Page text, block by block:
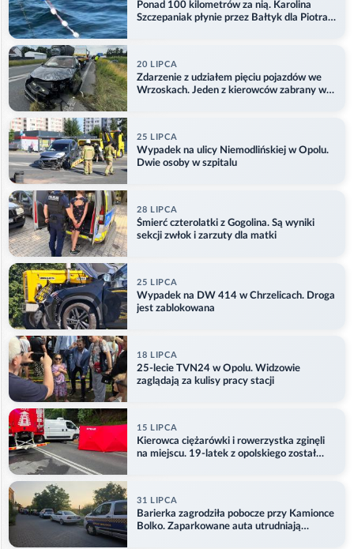
Ponad 100 kilometrów za nią. Karolina
Szczepaniak płynie przez Bałtyk dla Piotra.
20 LIPCA
Zdarzenie z udziałem pięciu pojazdów we
Wrzoskach. Jeden z kierowców zabrany w
25 LIPCA
Wypadek na ulicy Niemodlińskiej w Opolu.
Dwie osoby w szpitalu
28 LIPCA
Śmierć czterolatki z Gogolina. Są wyniki
sekcji zwłok i zarzuty dla matki
25 LIPCA
Wypadek na DW 414 w Chrzelicach. Droga
jest zablokowana
18 LIPCA
25-lecie TVN24 w Opolu. Widzowie
zaglądają za kulisy pracy stacji
15 LIPCA
Kierowca ciężarówki i rowerzystka zginęli
na miejscu. 19-latek z opolskiego został
31 LIPCA
Barierka zagrodziła pobocze przy Kamionce
Bolko. Zaparkowane auta utrudniają